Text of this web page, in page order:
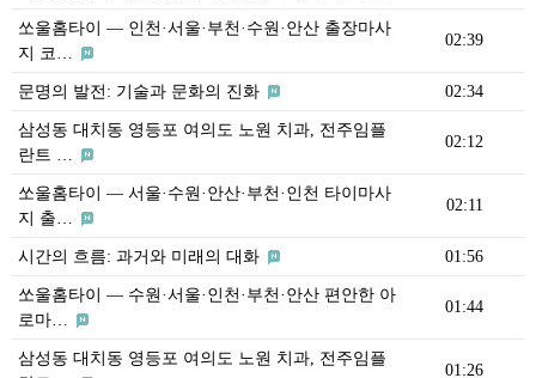
쏘울홈타이 — 인천·서울·부천·수원·안산 출장마사
지 코…
02:39
문명의 발전: 기술과 문화의 진화 02:34
삼성동 대치동 영등포 여의도 노원 치과, 전주임플
란트 …
02:12
쏘울홈타이 — 서울·수원·안산·부천·인천 타이마사
지 출…
02:11
시간의 흐름: 과거와 미래의 대화 01:56
쏘울홈타이 — 수원·서울·인천·부천·안산 편안한 아
로마…
01:44
삼성동 대치동 영등포 여의도 노원 치과, 전주임플
01:26